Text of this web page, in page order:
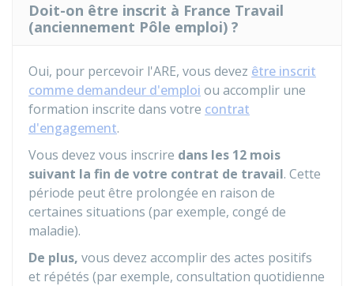
Doit-on être inscrit à France Travail
(anciennement Pôle emploi) ?
Oui, pour percevoir l'ARE, vous devez être inscrit
comme demandeur d'emploi ou accomplir une
formation inscrite dans votre contrat
d'engagement.
Vous devez vous inscrire dans les 12 mois
suivant la fin de votre contrat de travail. Cette
période peut être prolongée en raison de
certaines situations (par exemple, congé de
maladie).
De plus, vous devez accomplir des actes positifs
et répétés (par exemple, consultation quotidienne